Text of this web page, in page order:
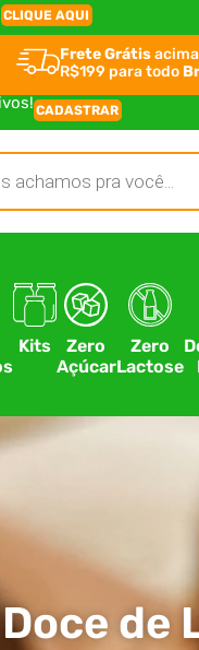
CLIQUE AQUI
Frete Grátis
R$199 para todo
CADASTRAR
Kits
Zero
Açúcar
Zero
Lactose